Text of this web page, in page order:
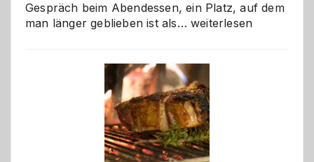
Gespräch beim Abendessen, ein Platz, auf dem
man länger geblieben ist als… Als
–
die
Gelegenheit,
neue
Reiseziele
zu
weiterlesen